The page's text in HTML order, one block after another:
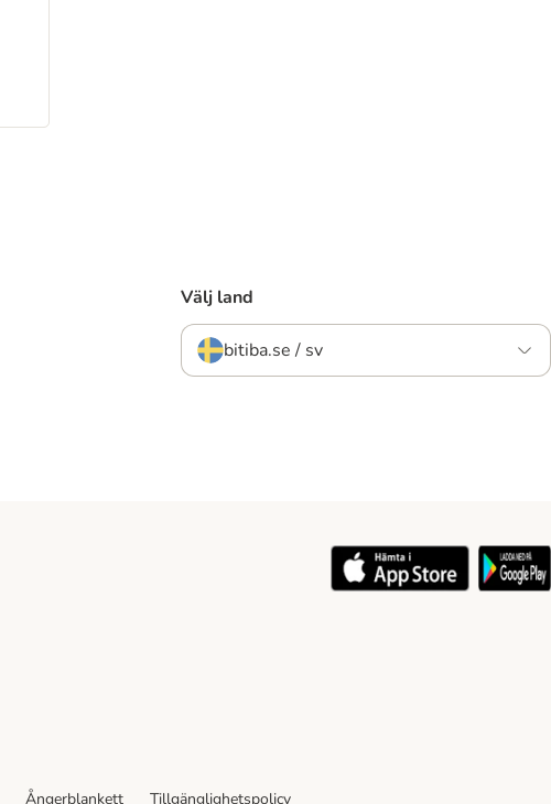
Välj land
bitiba.se / sv
Ångerblankett Tillgänglighetspolicy